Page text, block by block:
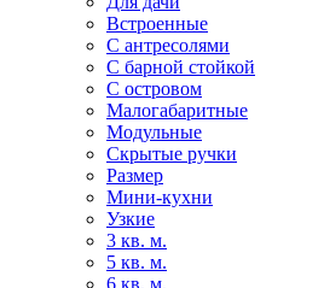
Встроенные
С антресолями
С барной стойкой
С островом
Малогабаритные
Модульные
Скрытые ручки
Размер
Мини-кухни
Узкие
3 кв. м.
5 кв. м.
6 кв. м.